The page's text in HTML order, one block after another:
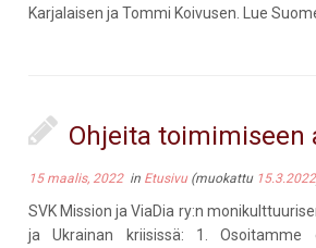
Karjalaisen ja Tommi Koivusen. Lue
Ohjeita toimimiseen
15 maalis, 2022in Etusivu (muokattu 15.3.2022
SVK Mission ja ViaDia ry:n
ja Ukrainan kriisissä: 1. Osoitamme